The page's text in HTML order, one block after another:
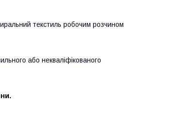
текстиль робочим розчином
або некваліфікованого